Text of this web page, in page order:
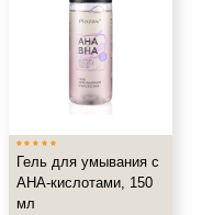
Гель для умывания с
АНА-кислотами, 150
мл